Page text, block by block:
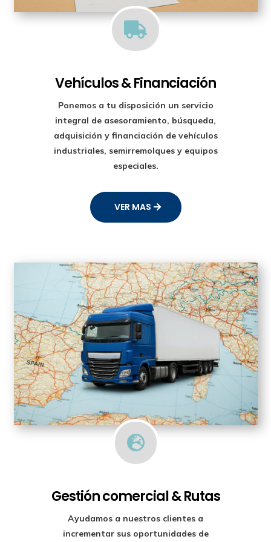

Vehículos & Financiación
Ponemos a tu disposición un servicio
integral de asesoramiento, búsqueda,
adquisición y financiación de vehículos
industriales, semirremolques y equipos
especiales.
VER MAS

Gestión comercial & Rutas
Ayudamos a nuestros clientes a
incrementar sus oportunidades de